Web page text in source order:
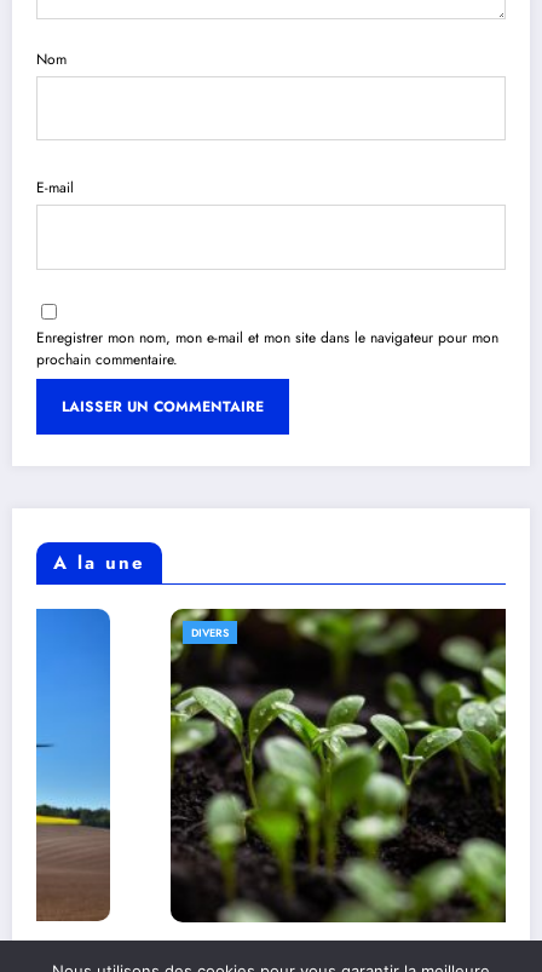
Nom
E-mail
Enregistrer mon nom, mon e-mail et mon site dans le navigateur pour mon
prochain commentaire.
A la une